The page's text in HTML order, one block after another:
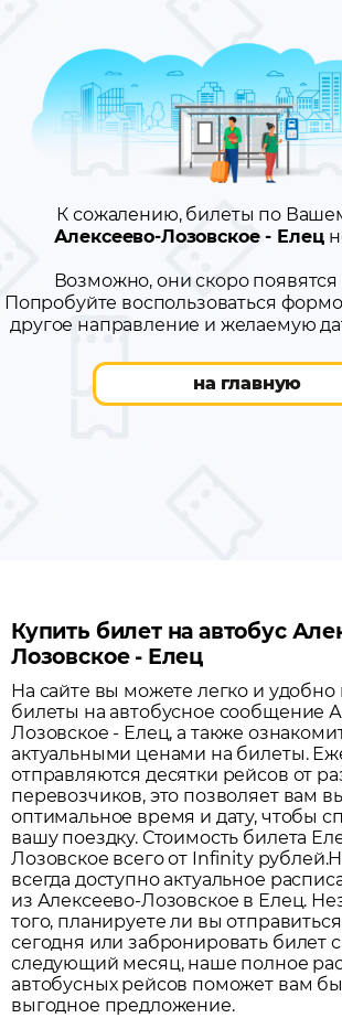
К сожалению, билеты по
Алексеево-Лозовское - Елец
Возможно, они скоро
Попробуйте воспользоваться
другое направление и желаемую
на главную
Купить билет на автобус
Лозовское - Елец
На сайте вы можете легко и
билеты на автобусное сообщение
Лозовское - Елец, а также
актуальными ценами на билеты.
отправляются десятки рейсов от
перевозчиков, это позволяет вам
оптимальное время и дату, чтобы
вашу поездку. Стоимость билета
Лозовское всего от Infinity рублей.
всегда доступно актуальное
из Алексеево-Лозовское в Елец.
того, планируете ли вы
сегодня или забронировать билет
следующий месяц, наше полное
автобусных рейсов поможет вам
выгодное предложение.